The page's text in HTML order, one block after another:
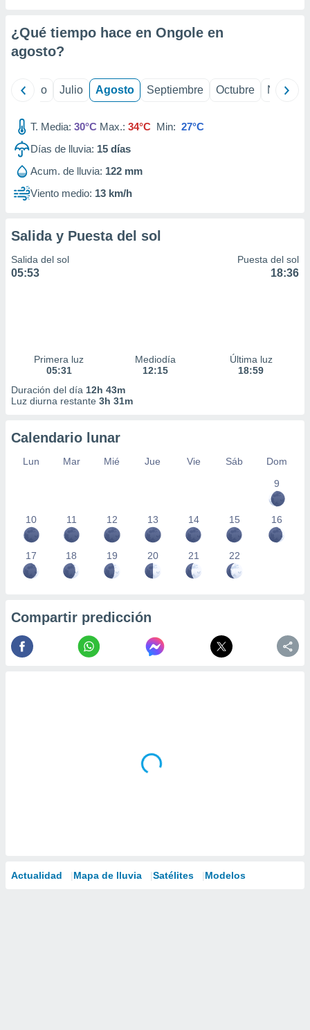
e
mediante
publicidad
publicidad
de
1199
¿Qué tiempo hace en Ongole en
agosto?
Junio Julio Agosto Septiembre Octubre
T. Media: 30°C Max.: 34°C Min: 27°C
Días de lluvia: 15 días
Acum. de lluvia: 122 mm
Viento medio: 13 km/h
Salida y Puesta del sol
Salida del sol
05:53
Puesta del sol
18:36
Primera luz
05:31
Mediodía
12:15
Última luz
18:59
Duración del día 12h 43m
Luz diurna restante 3h 31m
Calendario lunar
Lun Mar Mié Jue Vie Sáb
Dom
9
10 11 12 13 14 15 16
17 18 19 20 21 22
Compartir predicción
Actualidad Mapa de lluvia Satélites Modelos